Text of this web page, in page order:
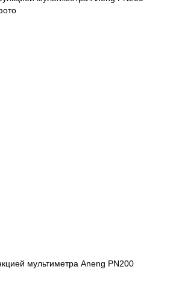
мультиметра Aneng PN200